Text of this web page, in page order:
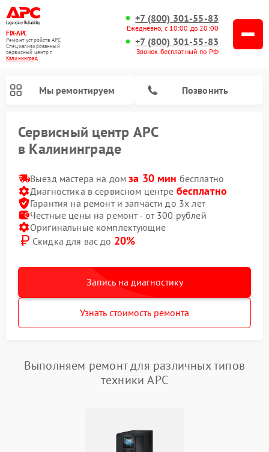
FIX-APC
Ремонт устройств APC
Специализированный
cервисный центр г.
Калининград
+7 (800) 301-55-83
Ежедневно, с 10:00 до 20:00
+7 (800) 301-55-83
Звонок бесплатный по РФ
Мы ремонтируем Позвонить
Сервисный центр APC
в Калининграде
Выезд мастера на домза 30 мин бесплатно
Диагностика в сервисном центре бесплатно
Гарантия на ремонт и запчасти до 3х лет
Честные цены на ремонт - от 300 рублей
Оригинальные комплектующие
Скидка для вас до 20%
Запись на диагностику
Узнать стоимость ремонта
Выполняем ремонт для различных типов
техники APC